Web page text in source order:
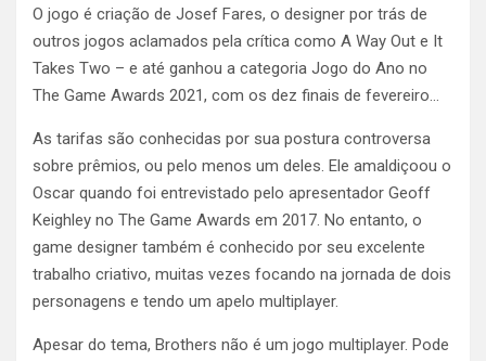
O jogo é criação de Josef Fares, o designer por trás de
outros jogos aclamados pela crítica como A Way Out e It
Takes Two – e até ganhou a categoria Jogo do Ano no
The Game Awards 2021, com os dez finais de fevereiro…
As tarifas são conhecidas por sua postura controversa
sobre prêmios, ou pelo menos um deles. Ele amaldiçoou o
Oscar quando foi entrevistado pelo apresentador Geoff
Keighley no The Game Awards em 2017. No entanto, o
game designer também é conhecido por seu excelente
trabalho criativo, muitas vezes focando na jornada de dois
personagens e tendo um apelo multiplayer.
Apesar do tema, Brothers não é um jogo multiplayer. Pode